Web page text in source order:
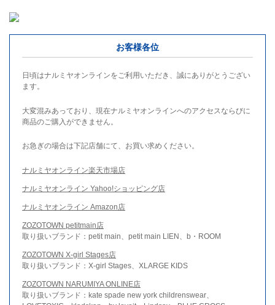
お客様各位
日頃はナルミヤオンラインをご利用いただき、誠にありがとうござい
ます。
大変混みあっており、現在ナルミヤオンラインへのアクセスならびに
商品のご購入ができません。
お急ぎの場合は下記店舗にて、お買い求めください。
ナルミヤオンライン楽天市場店
ナルミヤオンライン Yahoo!ショッピング店
ナルミヤオンライン Amazon店
ZOZOTOWN petitmain店
取り扱いブランド：petit main、petit main LIEN、b・ROOM
ZOZOTOWN X-girl Stages店
取り扱いブランド：X-girl Stages、XLARGE KIDS
ZOZOTOWN NARUMIYA ONLINE店
取り扱いブランド：kate spade new york childrenswear、